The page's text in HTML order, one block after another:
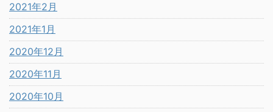
2021年2月
2021年1月
2020年12月
2020年11月
2020年10月